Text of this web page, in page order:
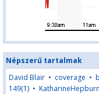
Népszerű tartalmak
David Blair • coverage •
149(1) • KatharineHepburn